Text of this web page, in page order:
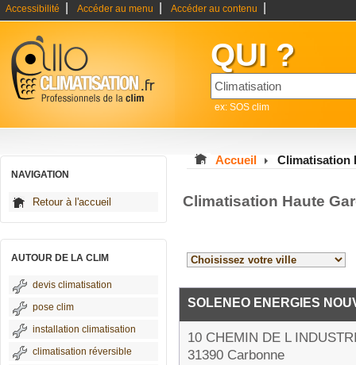
Accessibilité Accéder au menu Accéder au contenu
QUI ?
ex: SOS clim
NAVIGATION
Retour à l'accueil
AUTOUR DE LA CLIM
devis climatisation
pose clim
installation climatisation
climatisation réversible
Accueil Climatisation
Climatisation Haute
SOLENEO ENERGIES
10 CHEMIN DE L
31390 Carbonne